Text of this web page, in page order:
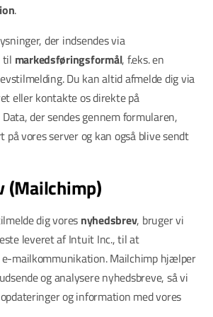
.
der indsendes via
til markedsføringsformål, f.eks. en
Du kan altid afmelde dig via
eller kontakte os direkte på
Data, der sendes gennem formularen,
på vores server og kan også blive sendt
(Mailchimp)
dig vores nyhedsbrev, bruger vi
leveret af Intuit Inc., til at
mailkommunikation. Mailchimp hjælper
og analysere nyhedsbreve, så vi
og information med vores